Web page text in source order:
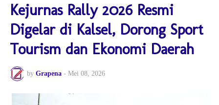
Kejurnas Rally 2026 Resmi
Digelar di Kalsel, Dorong Sport
Tourism dan Ekonomi Daerah
by Grapena - Mei 08, 2026